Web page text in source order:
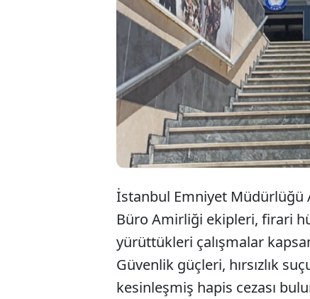
cezası
İstanbul Emniyet Müdürlüğü
Büro Amirliği ekipleri, firari
yürüttükleri çalışmalar
Güvenlik güçleri, hırsızlık
kesinleşmiş hapis cezası